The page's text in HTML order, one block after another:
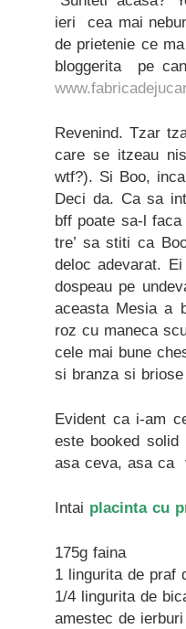
ieri cea mai
de prietenie ce
bloggerita pe
Revenind. Tzar
care se itzeau
wtf?). Si Boo,
Deci da. Ca sa
bff poate sa-l
tre’ sa stiti ca
deloc adevarat.
dospeau pe
aceasta Mesia a
roz cu maneca
cele mai bune
si branza si
Evident ca i-am
este booked solid
asa ceva, asa ca
Intai placinta cu
175g faina
1 lingurita de praf
1/4 lingurita de
amestec de